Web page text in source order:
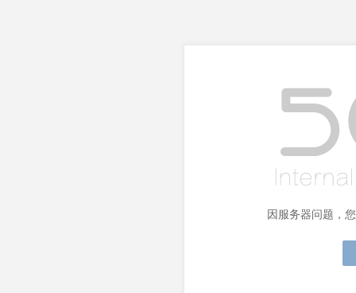
因服务器问题，